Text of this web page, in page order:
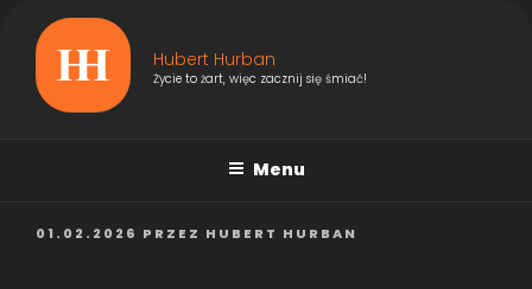
Hubert Hurban
Życie to żart, więc zacznij się śmiać!
Menu
OPUBLIKOWANE
01.02.2026 PRZEZ HUBERT HURBAN